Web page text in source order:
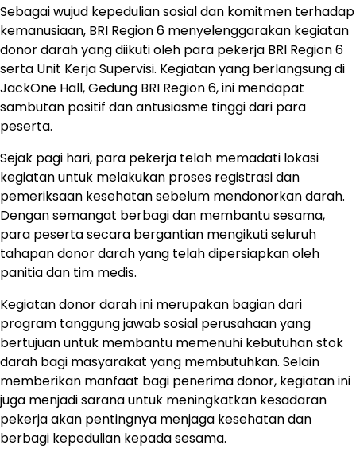
Sebagai wujud kepedulian sosial dan komitmen terhadap
kemanusiaan, BRI Region 6 menyelenggarakan kegiatan
donor darah yang diikuti oleh para pekerja BRI Region 6
serta Unit Kerja Supervisi. Kegiatan yang berlangsung di
JackOne Hall, Gedung BRI Region 6, ini mendapat
sambutan positif dan antusiasme tinggi dari para
peserta.
Sejak pagi hari, para pekerja telah memadati lokasi
kegiatan untuk melakukan proses registrasi dan
pemeriksaan kesehatan sebelum mendonorkan darah.
Dengan semangat berbagi dan membantu sesama,
para peserta secara bergantian mengikuti seluruh
tahapan donor darah yang telah dipersiapkan oleh
panitia dan tim medis.
Kegiatan donor darah ini merupakan bagian dari
program tanggung jawab sosial perusahaan yang
bertujuan untuk membantu memenuhi kebutuhan stok
darah bagi masyarakat yang membutuhkan. Selain
memberikan manfaat bagi penerima donor, kegiatan ini
juga menjadi sarana untuk meningkatkan kesadaran
pekerja akan pentingnya menjaga kesehatan dan
berbagi kepedulian kepada sesama.